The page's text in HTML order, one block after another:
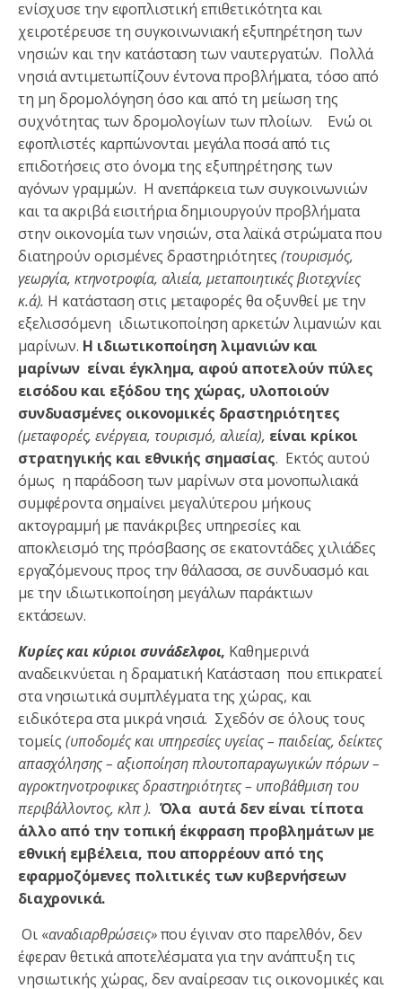
ενίσχυσε την εφοπλιστική επιθετικότητα και
χειροτέρευσε τη συγκοινωνιακή εξυπηρέτηση των
νησιών και την κατάσταση των ναυτεργατών. Πολλά
νησιά αντιμετωπίζουν έντονα προβλήματα, τόσο από
τη μη δρομολόγηση όσο και από τη μείωση της
συχνότητας των δρομολογίων των πλοίων. Ενώ οι
εφοπλιστές καρπώνονται μεγάλα ποσά από τις
επιδοτήσεις στο όνομα της εξυπηρέτησης των
αγόνων γραμμών. Η ανεπάρκεια των συγκοινωνιών
και τα ακριβά εισιτήρια δημιουργούν προβλήματα
στην οικονομία των νησιών, στα λαϊκά στρώματα που
διατηρούν ορισμένες δραστηριότητες(τουρισμός,
γεωργία, κτηνοτροφία, αλιεία, μεταποιητικές βιοτεχνίες
κ.ά). Η κατάσταση στις μεταφορές θα οξυνθεί με την
εξελισσόμενη ιδιωτικοποίηση αρκετών λιμανιών και
μαρίνων. Η ιδιωτικοποίηση λιμανιών και
μαρίνων είναι έγκλημα, αφού αποτελούν πύλες
εισόδου και εξόδου της χώρας, υλοποιούν
συνδυασμένες οικονομικές δραστηριότητες
(μεταφορές, ενέργεια, τουρισμό, αλιεία), είναι κρίκοι
στρατηγικής και εθνικής σημασίας. Εκτός αυτού
όμως η παράδοση των μαρίνων στα μονοπωλιακά
συμφέροντα σημαίνει μεγαλύτερου μήκους
ακτογραμμή με πανάκριβες υπηρεσίες και
αποκλεισμό της πρόσβασης σε εκατοντάδες χιλιάδες
εργαζόμενους προς την θάλασσα, σε συνδυασμό και
με την ιδιωτικοποίηση μεγάλων παράκτιων
εκτάσεων.
Κυρίες και κύριοι συνάδελφοι, Καθημερινά
αναδεικνύεται η δραματική Κατάσταση που επικρατεί
στα νησιωτικά συμπλέγματα της χώρας, και
ειδικότερα στα μικρά νησιά. Σχεδόν σε όλους τους
τομείς(υποδομές και υπηρεσίες υγείας – παιδείας, δείκτες
απασχόλησης – αξιοποίηση πλουτοπαραγωγικών πόρων –
αγροκτηνοτροφικες δραστηριότητες – υποβάθμιση του
περιβάλλοντος, κλπ ). Όλα αυτά δεν είναι τίποτα
άλλο από την τοπική έκφραση προβλημάτων με
εθνική εμβέλεια, που απορρέουν από της
εφαρμοζόμενες πολιτικές των κυβερνήσεων
διαχρονικά.
Οι «αναδιαρθρώσεις»που έγιναν στο παρελθόν, δεν
έφεραν θετικά αποτελέσματα για την ανάπτυξη τις
νησιωτικής χώρας, δεν αναίρεσαν τις οικονομικές και